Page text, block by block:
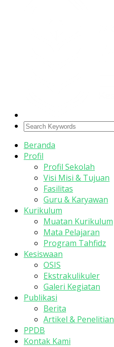
Beranda
Profil
Profil Sekolah
Visi Misi & Tujuan
Fasilitas
Guru & Karyawan
Kurikulum
Muatan Kurikulum
Mata Pelajaran
Program Tahfidz
Kesiswaan
OSIS
Ekstrakulikuler
Galeri Kegiatan
Publikasi
Berita
Artikel & Penelitian
PPDB
Kontak Kami